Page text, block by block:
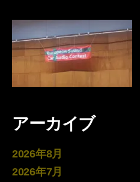
アーカイブ
2026年8月
2026年7月